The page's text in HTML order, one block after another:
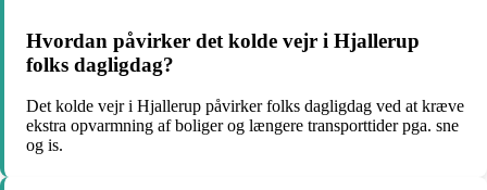
Hvordan påvirker det kolde vejr i Hjallerup
folks dagligdag?
Det kolde vejr i Hjallerup påvirker folks dagligdag ved at kræve
ekstra opvarmning af boliger og længere transporttider pga. sne
og is.